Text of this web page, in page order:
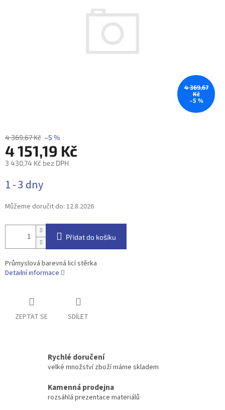
4 369,67
Kč
–5 %
4 369,67 Kč –5 %
4 151,19 Kč
3 430,74 Kč bez DPH
cena:
1 - 3 dny
Můžeme doručit do: 12.8.2026
Přidat do košíku
Průmyslová barevná licí stěrka
Detailní informace
ZEPTAT SE SDÍLET
Rychlé doručení
velké množství zboží máme skladem
Kamenná prodejna
rozsáhlá prezentace materiálů